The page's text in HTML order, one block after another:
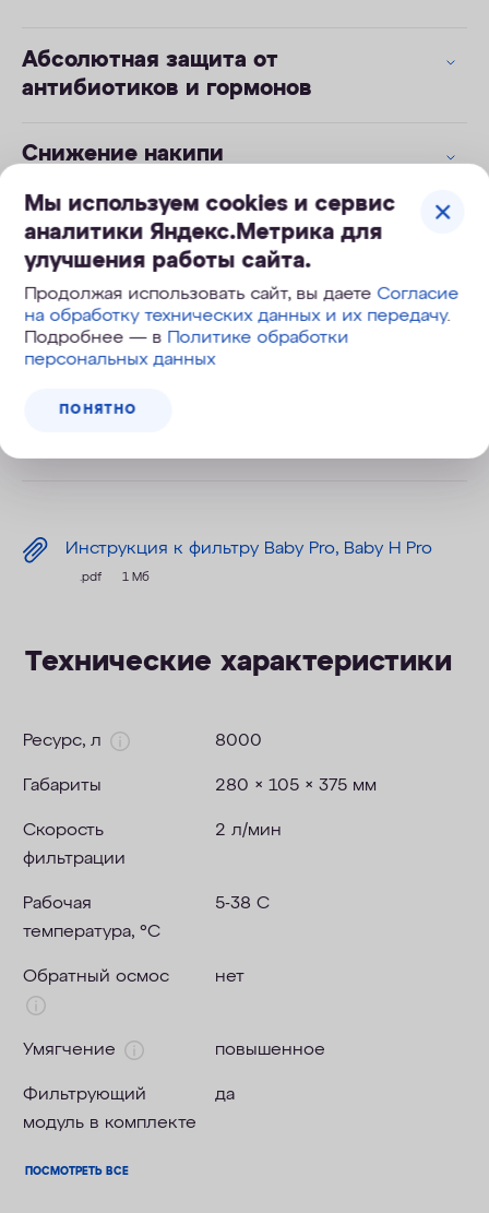
Абсолютная защита от
антибиотиков и гормонов
Снижение накипи
Глубокая очистка от скрытых
угроз в сложной воде
Активное серебро
Инструкция к фильтру Baby Pro, Baby H Pro
.pdf 1 Мб
Технические характеристики
Ресурс, л 8000
Габариты 280 × 105 × 375 мм
Скорость
фильтрации
2 л/мин
Рабочая
температура, °C
5-38 С
Обратный осмос нет
Умягчение повышенное
Фильтрующий
модуль в комплекте
да
ПОСМОТРЕТЬ ВСЕ
Мы используем cookies и сервис
аналитики Яндекс.Метрика для
улучшения работы сайта.
Продолжая использовать сайт, вы даетеСогласие
на обработку технических данных и их передачу.
Подробнее — в Политике обработки
персональных данных
ПОНЯТНО